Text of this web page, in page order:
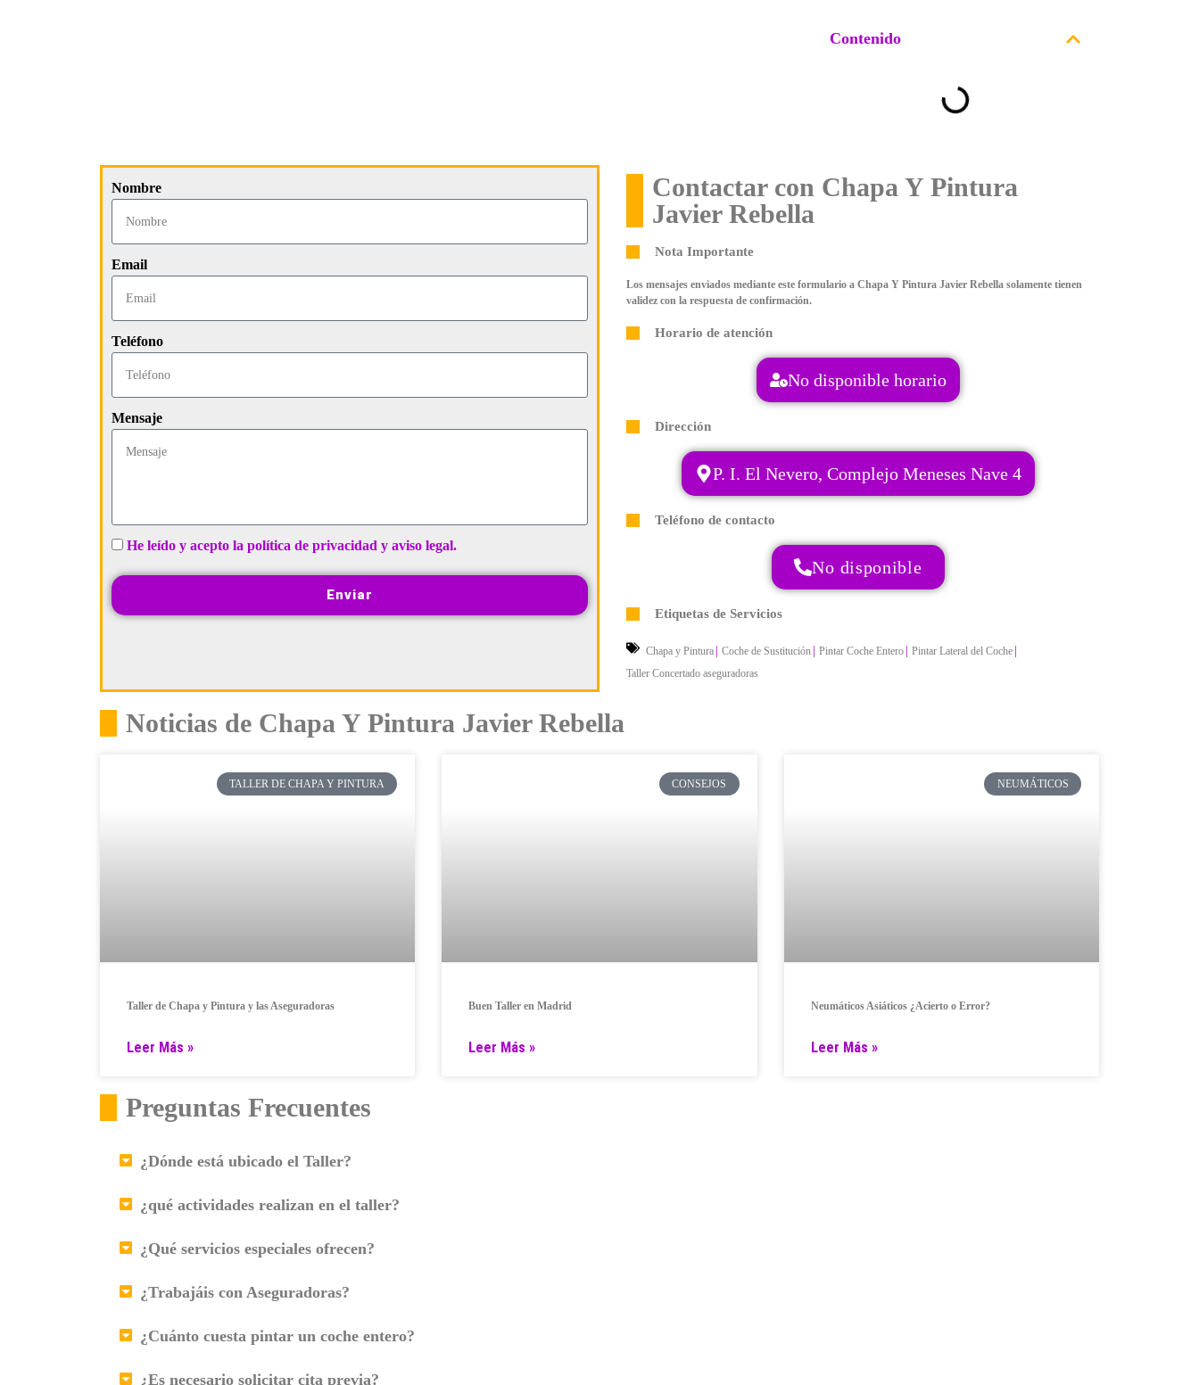
Contenido
Nombre
Email
Teléfono
Mensaje
He leído y acepto la política de privacidad y aviso legal.
Enviar
Contactar con Chapa Y Pintura
Javier Rebella
Nota Importante
Los mensajes enviados mediante este formulario a Chapa Y Pintura Javier Rebella solamente tienen
validez con la respuesta de confirmación.
Horario de atención
No disponible horario
Dirección
P. I. El Nevero, Complejo Meneses Nave 4
Teléfono de contacto
No disponible
Etiquetas de Servicios
Chapa y Pintura Coche de Sustitución Pintar Coche Entero Pintar Lateral del Coche
Taller Concertado aseguradoras
Noticias de Chapa Y Pintura Javier Rebella
TALLER DE CHAPA Y PINTURA
Taller de Chapa y Pintura y las Aseguradoras
Leer Más »
CONSEJOS
Buen Taller en Madrid
Leer Más »
NEUMÁTICOS
Neumáticos Asiáticos ¿Acierto o Error?
Leer Más »
Preguntas Frecuentes
¿Dónde está ubicado el Taller?
¿qué actividades realizan en el taller?
¿Qué servicios especiales ofrecen?
¿Trabajáis con Aseguradoras?
¿Cuánto cuesta pintar un coche entero?
¿Es necesario solicitar cita previa?